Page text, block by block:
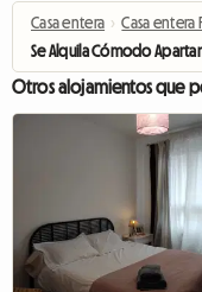
Casa entera › Casa entera
Se Alquila Cómodo
Otros alojamientos que